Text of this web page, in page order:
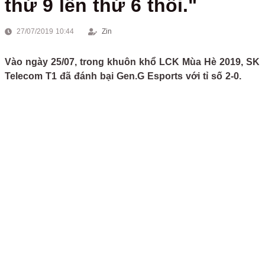
thứ 9 lên thứ 6 thôi."
27/07/2019 10:44 Zin
Vào ngày 25/07, trong khuôn khổ LCK Mùa Hè 2019, SK
Telecom T1 đã đánh bại Gen.G Esports với tỉ số 2-0.